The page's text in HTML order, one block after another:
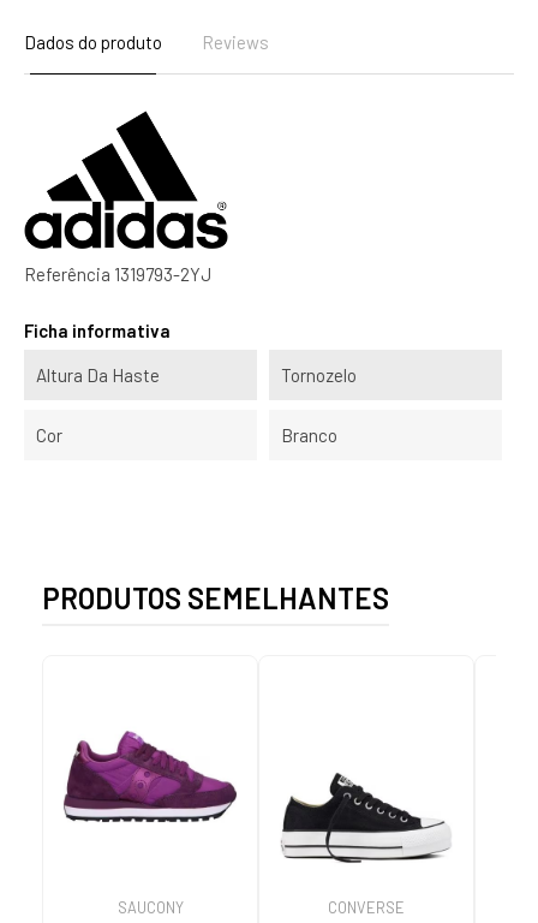
Dados do produto Reviews
Referência 1319793-2YJ
Ficha informativa
Altura Da Haste Tornozelo
Cor Branco
PRODUTOS SEMELHANTES
SAUCONY CONVERSE